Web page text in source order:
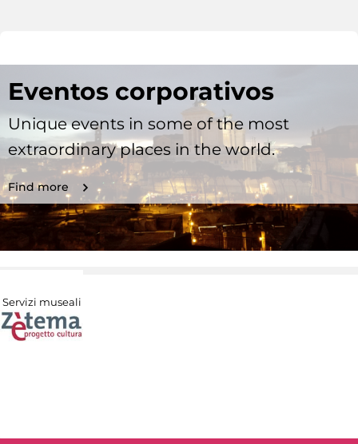
Eventos corporativos
Unique events in some of the most
extraordinary places in the world.
Find more
Servizi museali